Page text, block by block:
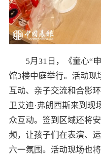
5月31日，《童心“
馆3楼中庭举行。活动现
互动、亲子交流和合影
卫艾迪·弗朗西斯来到现
众互动。签到区域还将
频，让孩子们在表演、
六一氛围。活动现场也